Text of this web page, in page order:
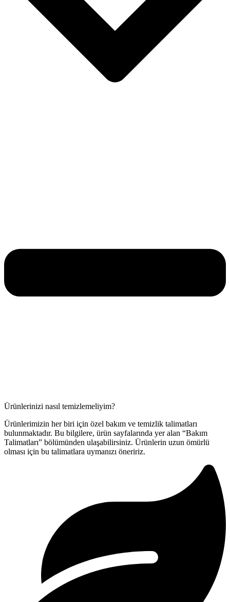
Ürünlerinizi nasıl temizlemeliyim?
Ürünlerimizin her biri için özel bakım ve temizlik talimatları
bulunmaktadır. Bu bilgilere, ürün sayfalarında yer alan “Bakım
Talimatları” bölümünden ulaşabilirsiniz. Ürünlerin uzun ömürlü
olması için bu talimatlara uymanızı öneririz.